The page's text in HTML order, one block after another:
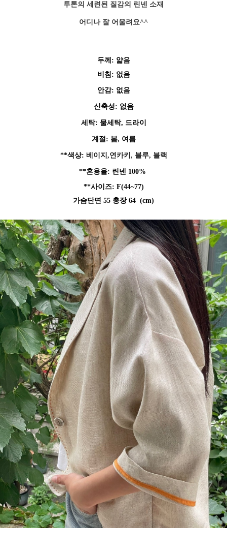
투톤의 세련된 질감의 린넨 소재
어디나 잘 어울려요^^
두께 : 얇음
비침: 없음
안감: 없음
신축성: 없음
세탁: 물세탁, 드라이
계절: 봄, 여름
**색상: 베이지,연카키, 블루, 블랙
**혼용율: 린넨 100%
**사이즈: F(44~77)
가슴단면 55 총장 64 (cm)